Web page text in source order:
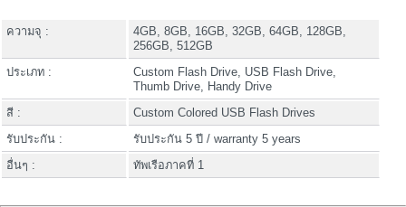
ความจุ :
4GB, 8GB, 16GB, 32GB, 64GB, 128GB,
256GB, 512GB
ประเภท :
Custom Flash Drive, USB Flash Drive,
Thumb Drive, Handy Drive
สี :
Custom Colored USB Flash Drives
รับประกัน :
รับประกัน 5 ปี / warranty 5 years
อื่นๆ :
ทัพเรือภาคที่ 1